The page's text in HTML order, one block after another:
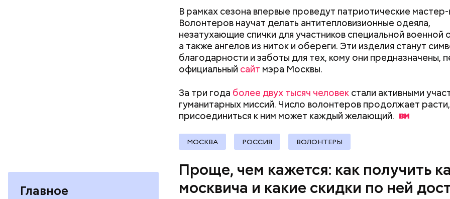
Главное
В рамках сезона впервые проведут патриотические мастер-
Волонтеров научат делать антитепловизионные одеяла,
незатухающие спички для участников специальной военной
а также ангелов из ниток и обереги. Эти изделия станут
благодарности и заботы для тех, кому они предназначены,
официальный сайт мэра Москвы.
За три года более двух тысяч человек стали активными
гуманитарных миссий. Число волонтеров продолжает расти,
присоединиться к ним может каждый желающий.
МОСКВА РОССИЯ ВОЛОНТЕРЫ
Проще, чем кажется: как получить
москвича и какие скидки по ней
досуг и развлечения;
кафе и рестораны;
медицина (частные клиники);
образование (курсы и учебные центры);
одежда;
оптика;
парфюмерия и косметика;
продукты питания (супермаркеты, магазины у дома);
спортивные магазины;
страхование, право и финансы;
бытовая техника и электроника;
товары для дома;
реализована в пяти округах города, подчеркнули в ЦОДД:
Как поменять батареи дома и
не получить штраф
Как получить до
рублей от
трудной
претендовать и